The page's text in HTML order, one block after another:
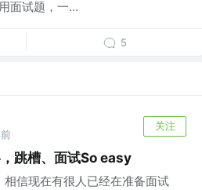
面试题，一...
5
关注
跳槽、面试So easy
信现在有很人已经在准备面试